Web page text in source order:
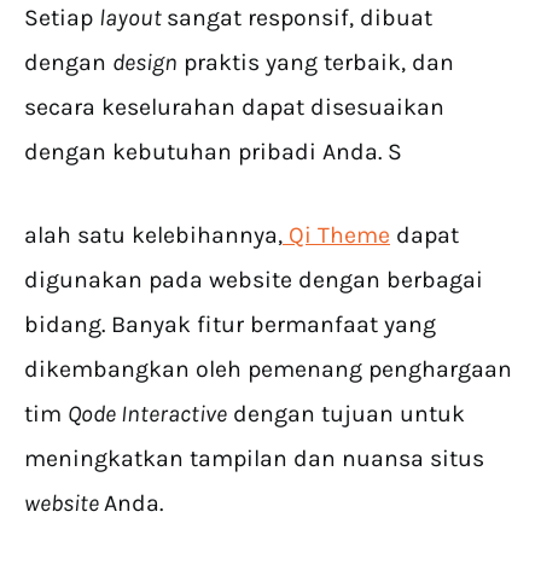
Setiap layout sangat responsif, dibuat
dengan design praktis yang terbaik, dan
secara keselurahan dapat disesuaikan
dengan kebutuhan pribadi Anda. S
alah satu kelebihannya, Qi Theme dapat
digunakan pada website dengan berbagai
bidang. Banyak fitur bermanfaat yang
dikembangkan oleh pemenang penghargaan
tim Qode Interactive dengan tujuan untuk
meningkatkan tampilan dan nuansa situs
websiteAnda.